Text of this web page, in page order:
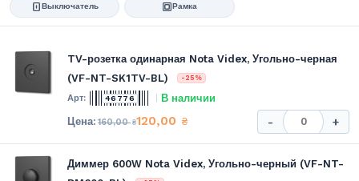
Выключатель Рамка
TV-розетка одинарная Nota Videx, Угольно-черная
(VF-NT-SK1TV-BL)
-25%
46776 В наличии
160,00₴120,00 ₴ - +
Диммер 600W Nota Videx, Угольно-черный (VF-NT-